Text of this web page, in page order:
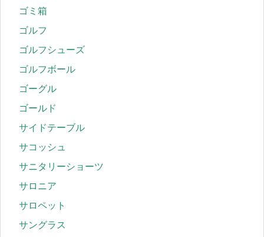
ゴミ箱
ゴルフ
ゴルフシューズ
ゴルフボール
ゴーグル
ゴールド
サイドテーブル
サコッシュ
サニタリーショーツ
サロニア
サロペット
サングラス